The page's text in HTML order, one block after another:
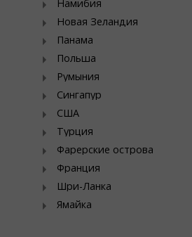
Намибия
Новая Зеландия
Панама
Польша
Румыния
Сингапур
США
Турция
Фарерские острова
Франция
Шри-Ланка
Ямайка